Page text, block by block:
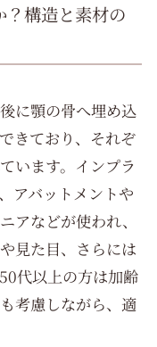
構造と素材の
に顎の骨へ埋め込
きており、それぞ
います。インプラ
アバットメントや
アなどが使われ、
見た目、さらには
代以上の方は加齢
考慮しながら、適